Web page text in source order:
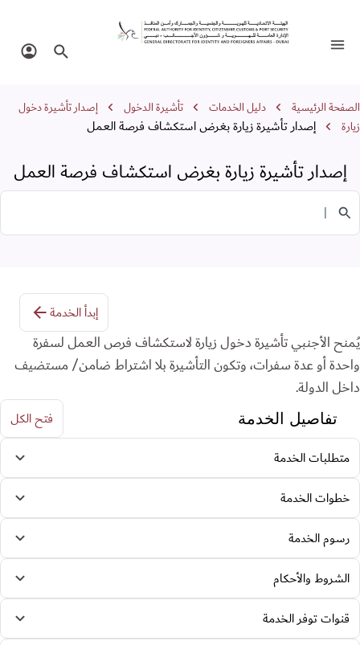
إصدار تأشيرة زيارة بغرض استكشاف
تبديل التنقل البحث في
مسار التنقل
الصفحة الرئيسية دليل الخدمات تأشيرة الدخول
إصدار تأشيرة دخول
زيارة
إصدار تأشيرة زيارة بغرض استكشاف فرصة العمل
إصدار تأشيرة زيارة بغرض استكشاف فرصة العمل
إبدأ الخدمة
يُمنح الأجنبي تأشيرة دخول زيارة لاستكشاف فرص العمل لسفرة
واحدة أو عدة سفرات، وتكون التأشيرة بلا اشتراط ضامن/ مستضيف
داخل الدولة.
تفاصيل الخدمة
فتح الكل
متطلبات الخدمة
خطوات الخدمة
رسوم الخدمة
الشروط والأحكام
قنوات توفر الخدمة